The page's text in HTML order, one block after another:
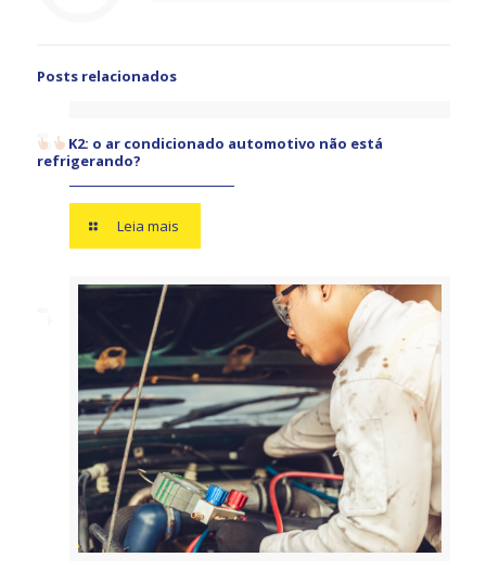
Posts relacionados
K2: o ar condicionado automotivo não está
refrigerando?
Leia mais